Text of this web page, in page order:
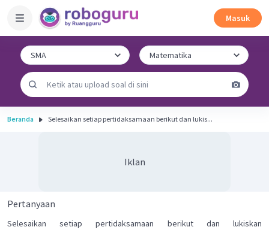
Masuk
Beranda Selesaikan setiap pertidaksamaan berikut dan lukis...
Iklan
Pertanyaan
Selesaikan setiap pertidaksamaan berikut dan lukiskan